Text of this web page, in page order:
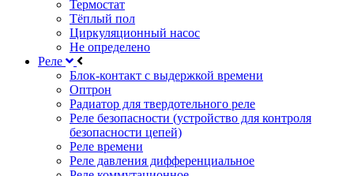
Термостат
Тёплый пол
Циркуляционный насос
Не определено
Реле
Блок-контакт с выдержкой времени
Оптрон
Радиатор для твердотельного реле
Реле безопасности (устройство для контроля
безопасности цепей)
Реле времени
Реле давления дифференциальное